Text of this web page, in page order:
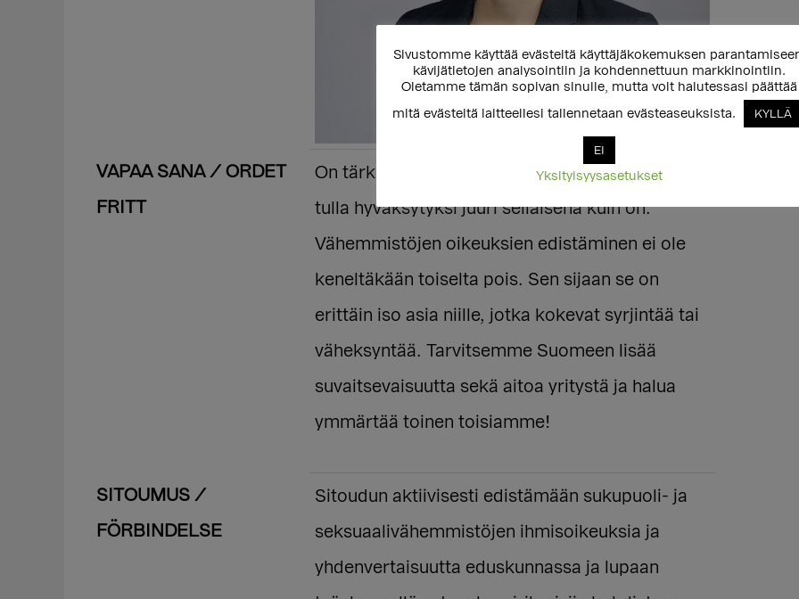
VAPAA SANA / ORDET
FRITT
On tärkeää, että jokainen saa olla oma itsensä ja
tulla hyväksytyksi juuri sellaisena kuin on.
Vähemmistöjen oikeuksien edistäminen ei ole
keneltäkään toiselta pois. Sen sijaan se on
erittäin iso asia niille, jotka kokevat syrjintää tai
väheksyntää. Tarvitsemme Suomeen lisää
suvaitsevaisuutta sekä aitoa yritystä ja halua
ymmärtää toinen toisiamme!
SITOUMUS /
FÖRBINDELSE
Sitoudun aktiivisesti edistämään sukupuoli- ja
seksuaalivähemmistöjen ihmisoikeuksia ja
yhdenvertaisuutta eduskunnassa ja lupaan
Sivustomme käyttää evästeitä käyttäjäkokemuksen
kävijätietojen analysointiin ja kohdennettuun markkinointiin.
Oletamme tämän sopivan sinulle, mutta voit halutessasi päättää
mitä evästeitä laitteellesi tallennetaan evästeaseuksista.
KYLLÄ
EI
Yksityisyysasetukset